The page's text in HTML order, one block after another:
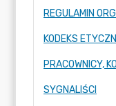
KODEKS
SYGNALIŚCI